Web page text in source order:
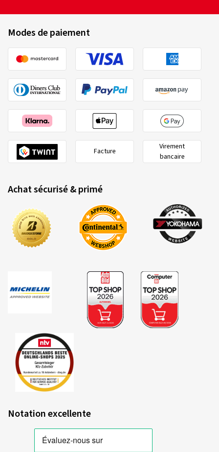
Modes de paiement
Facture
Virement
bancaire
Achat sécurisé & primé
Notation excellente